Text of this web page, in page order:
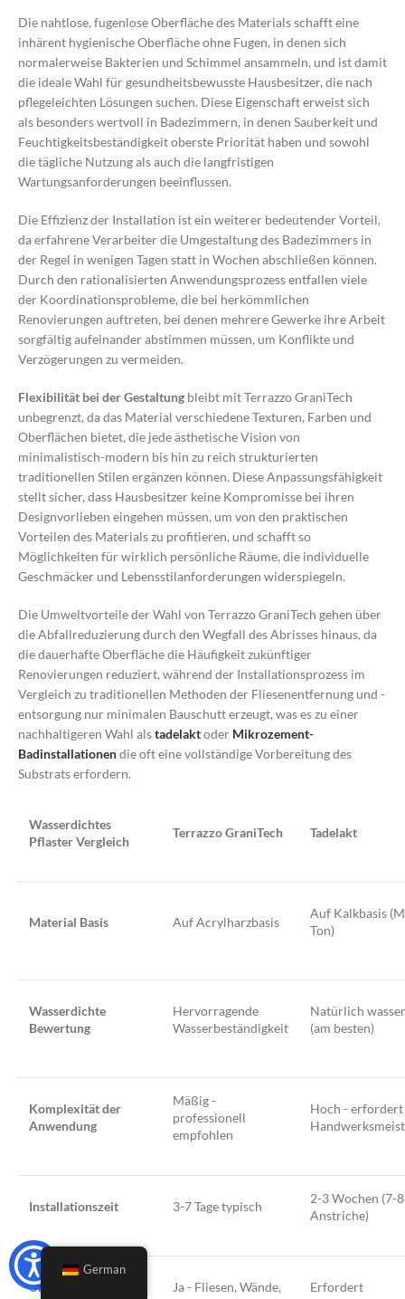
Die nahtlose, fugenlose Oberfläche des Materials schafft eine
inhärent hygienische Oberfläche ohne Fugen, in denen sich
normalerweise Bakterien und Schimmel ansammeln, und ist damit
die ideale Wahl für gesundheitsbewusste Hausbesitzer, die nach
pflegeleichten Lösungen suchen. Diese Eigenschaft erweist sich
als besonders wertvoll in Badezimmern, in denen Sauberkeit und
Feuchtigkeitsbeständigkeit oberste Priorität haben und sowohl
die tägliche Nutzung als auch die langfristigen
Wartungsanforderungen beeinflussen.
Die Effizienz der Installation ist ein weiterer bedeutender Vorteil,
da erfahrene Verarbeiter die Umgestaltung des Badezimmers in
der Regel in wenigen Tagen statt in Wochen abschließen können.
Durch den rationalisierten Anwendungsprozess entfallen viele
der Koordinationsprobleme, die bei herkömmlichen
Renovierungen auftreten, bei denen mehrere Gewerke ihre Arbeit
sorgfältig aufeinander abstimmen müssen, um Konflikte und
Verzögerungen zu vermeiden.
Flexibilität bei der Gestaltung bleibt mit Terrazzo GraniTech
unbegrenzt, da das Material verschiedene Texturen, Farben und
Oberflächen bietet, die jede ästhetische Vision von
minimalistisch-modern bis hin zu reich strukturierten
traditionellen Stilen ergänzen können. Diese Anpassungsfähigkeit
stellt sicher, dass Hausbesitzer keine Kompromisse bei ihren
Designvorlieben eingehen müssen, um von den praktischen
Vorteilen des Materials zu profitieren, und schafft so
Möglichkeiten für wirklich persönliche Räume, die individuelle
Geschmäcker und Lebensstilanforderungen widerspiegeln.
Die Umweltvorteile der Wahl von Terrazzo GraniTech gehen über
die Abfallreduzierung durch den Wegfall des Abrisses hinaus, da
die dauerhafte Oberfläche die Häufigkeit zukünftiger
Renovierungen reduziert, während der Installationsprozess im
Vergleich zu traditionellen Methoden der Fliesenentfernung und -
entsorgung nur minimalen Bauschutt erzeugt, was es zu einer
nachhaltigeren Wahl alstadelaktoder Mikrozement-
Badinstallationendie oft eine vollständige Vorbereitung des
Substrats erfordern.
Wasserdichtes
Pflaster Vergleich
Terrazzo GraniTech Tadelakt
Material Basis Auf Acrylharzbasis
Auf Kalkbasis
Ton)
Wasserdichte
Bewertung
Hervorragende
Wasserbeständigkeit
Natürlich
(am besten)
Komplexität der
Anwendung
Mäßig -
professionell
empfohlen
Hoch - erfordert
Installationszeit 3-7 Tage typisch
2-3 Wochen (7-8
Anstriche)
Über bestehenden
Ja - Fliesen, Wände,
Erfordert
German